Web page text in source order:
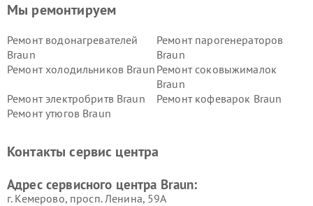
Мы ремонтируем
Ремонт водонагревателей
Braun
Ремонт парогенераторов
Braun
Ремонт холодильников Braun Ремонт соковыжималок
Braun
Ремонт электробритв Braun
Ремонт кофеварок Braun
Ремонт утюгов Braun
Контакты сервис центра
Адрес сервисного центра Braun:
г. Кемерово, просп. Ленина, 59А